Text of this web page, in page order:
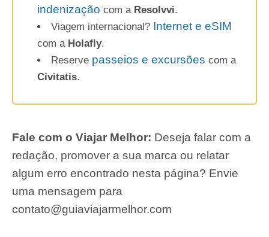
indenização com a Resolvvi.
Viagem internacional? Internet e eSIM
com a Holafly.
Reserve passeios e excursões com a
Civitatis.
Fale com o Viajar Melhor: Deseja falar com a
redação, promover a sua marca ou relatar
algum erro encontrado nesta página? Envie
uma mensagem para
contato@guiaviajarmelhor.com